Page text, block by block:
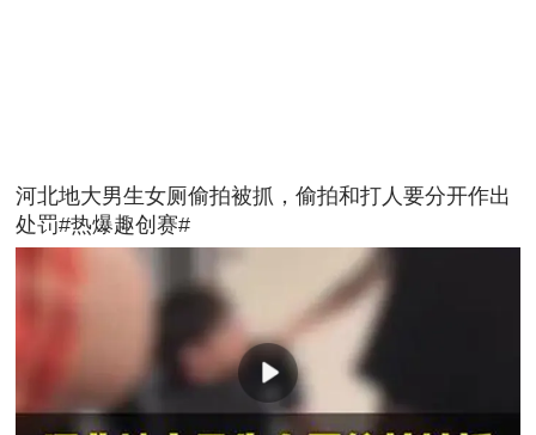
河北地大男生女厕偷拍被抓，偷拍和打人要分开作出
处罚#热爆趣创赛#